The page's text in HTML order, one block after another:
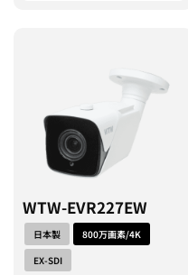
WTW-EVR227EW
日本製
800万画素/4K
EX-SDI